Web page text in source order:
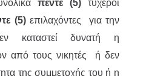
πέντε (5) τυχεροί
(5)επιλαχόντες για την
καταστεί δυνατή η
από τους νικητές ή δεν
της συμμετοχής του ή η